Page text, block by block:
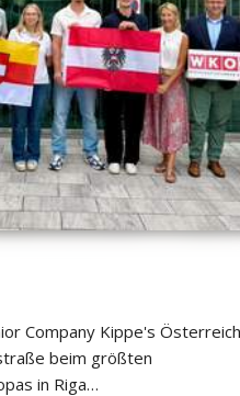
Company Kippe's Österreich
beim größten
in Riga…